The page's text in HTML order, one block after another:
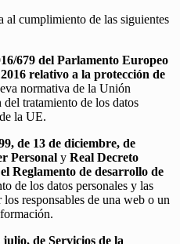
al cumplimiento de las siguientes
679 del Parlamento Europeo
relativo a la protección de
normativa de la Unión
tratamiento de los datos
la UE.
de 13 de diciembre, de
Personal y Real Decreto
Reglamento de desarrollo de
de los datos personales y las
responsables de una web o un
de Servicios de la